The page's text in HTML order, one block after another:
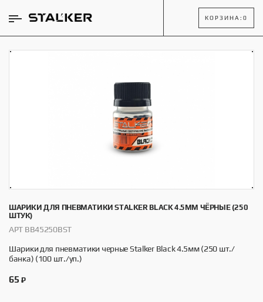
КОРЗИНА: 0
ШАРИКИ ДЛЯ ПНЕВМАТИКИ STALKER BLACK 4.5ММ ЧЁРНЫЕ (250
ШТУК)
АРТ BB45250BST
Шарики для пневматики черные Stalker Black 4.5мм (250 шт./
банка) (100 шт./уп.)
65 ₽